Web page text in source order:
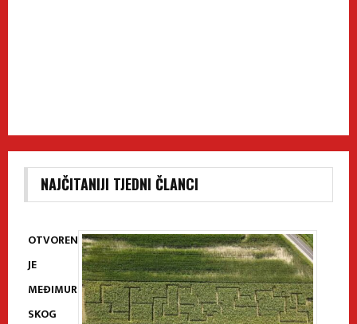
NAJČITANIJI TJEDNI ČLANCI
OTVOREN
JE
MEĐIMUR
SKOG